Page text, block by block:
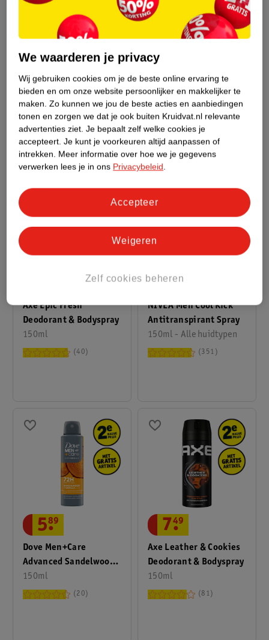
Rexona Men Maximum
Protection Intense
Sport Antitranspirant
Stick
45ml
9.
99
NIVEA Men Dry Impact
Antitranspirant Roller
50ml - Alle huidtypen
5.
79
Axe Epic Fresh
Deodorant & Bodyspray
150ml
40
NIVEA Men Cool Kick
Antitranspirant Spray
150ml - Alle huidtypen
5.
79
351
Dove Men+Care
Advanced Sandelwood
+ Vanilla
Antitranspirant Spray
150ml
5.
89
20
Axe Leather & Cookies
Deodorant & Bodyspray
150ml
7.
49
81
We waarderen je privacy
Wij gebruiken cookies om je de beste online ervaring te
bieden en om onze website persoonlijker en makkelijker te
maken. Zo kunnen we jou de beste acties en aanbiedingen
tonen en zorgen we dat je ook buiten Kruidvat.nl relevante
advertenties ziet. Je bepaalt zelf welke cookies je
accepteert. Je kunt je voorkeuren altijd aanpassen of
intrekken. Meer informatie over hoe we je gegevens
verwerken lees je in ons Privacybeleid.
Zelf cookies beheren
Weigeren
Accepteer